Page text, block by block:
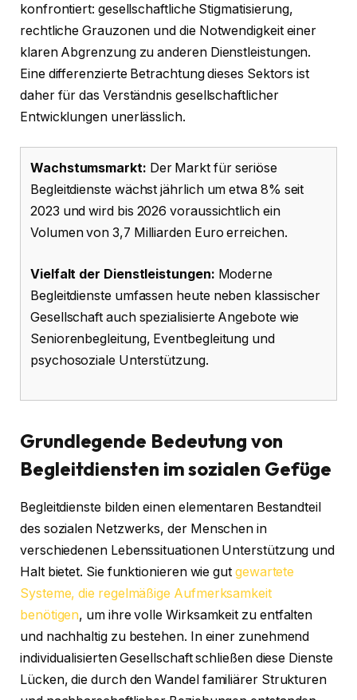
konfrontiert: gesellschaftliche Stigmatisierung,
rechtliche Grauzonen und die Notwendigkeit einer
klaren Abgrenzung zu anderen Dienstleistungen.
Eine differenzierte Betrachtung dieses Sektors ist
daher für das Verständnis gesellschaftlicher
Entwicklungen unerlässlich.
Wachstumsmarkt: Der Markt für seriöse
Begleitdienste wächst jährlich um etwa 8% seit
2023 und wird bis 2026 voraussichtlich ein
Volumen von 3,7 Milliarden Euro erreichen.
Vielfalt der Dienstleistungen: Moderne
Begleitdienste umfassen heute neben klassischer
Gesellschaft auch spezialisierte Angebote wie
Seniorenbegleitung, Eventbegleitung und
psychosoziale Unterstützung.
Grundlegende Bedeutung von
Begleitdiensten im sozialen Gefüge
Begleitdienste bilden einen elementaren Bestandteil
des sozialen Netzwerks, der Menschen in
verschiedenen Lebenssituationen Unterstützung und
Halt bietet. Sie funktionieren wie gut gewartete
Systeme, die regelmäßige Aufmerksamkeit
benötigen, um ihre volle Wirksamkeit zu entfalten
und nachhaltig zu bestehen. In einer zunehmend
individualisierten Gesellschaft schließen diese Dienste
Lücken, die durch den Wandel familiärer Strukturen